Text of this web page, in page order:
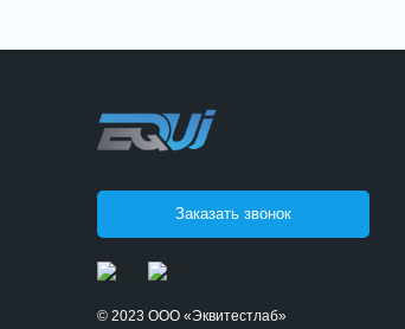
Заказать звонок
© 2023 ООО «Эквитестлаб»